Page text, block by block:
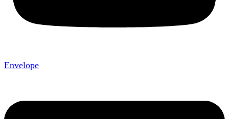
Envelope